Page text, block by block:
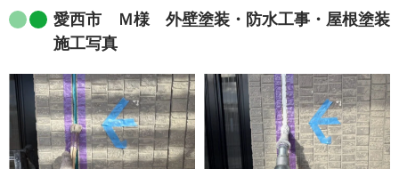
愛西市 Ｍ様 外壁塗装・防水工事・屋根塗装
施工写真